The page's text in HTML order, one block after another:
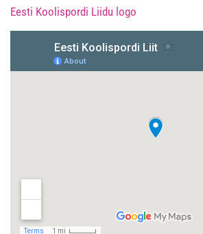
Eesti Koolispordi Liidu logo